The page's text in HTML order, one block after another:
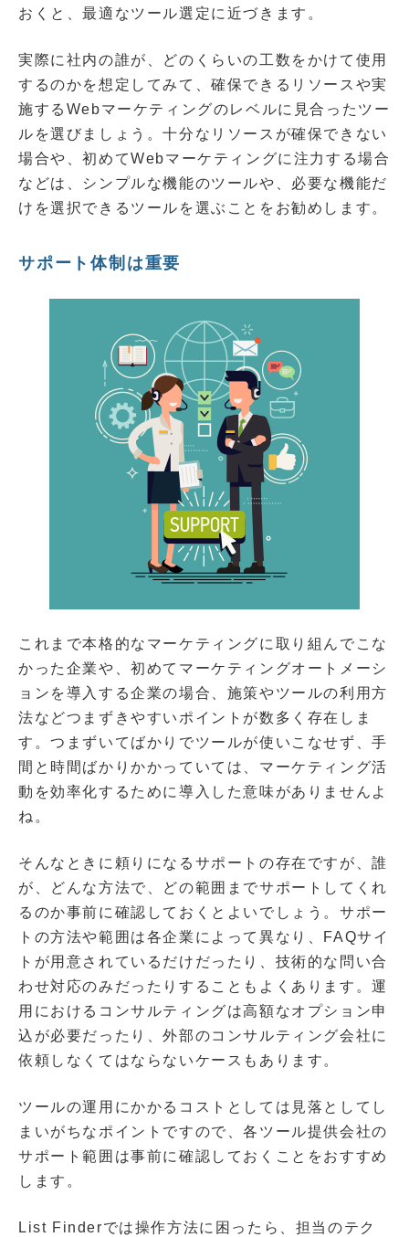
おくと、最適なツール選定に近づきます。
実際に社内の誰が、どのくらいの工数をかけて使用
するのかを想定してみて、確保できるリソースや実
施するWebマーケティングのレベルに見合ったツー
ルを選びましょう。十分なリソースが確保できない
場合や、初めてWebマーケティングに注力する場合
などは、シンプルな機能のツールや、必要な機能だ
けを選択できるツールを選ぶことをお勧めします。
サポート体制は重要
これまで本格的なマーケティングに取り組んでこな
かった企業や、初めてマーケティングオートメーシ
ョンを導入する企業の場合、施策やツールの利用方
法などつまずきやすいポイントが数多く存在しま
す。つまずいてばかりでツールが使いこなせず、手
間と時間ばかりかかっていては、マーケティング活
動を効率化するために導入した意味がありませんよ
ね。
そんなときに頼りになるサポートの存在ですが、誰
が、どんな方法で、どの範囲までサポートしてくれ
るのか事前に確認しておくとよいでしょう。サポー
トの方法や範囲は各企業によって異なり、FAQサイ
トが用意されているだけだったり、技術的な問い合
わせ対応のみだったりすることもよくあります。運
用におけるコンサルティングは高額なオプション申
込が必要だったり、外部のコンサルティング会社に
依頼しなくてはならないケースもあります。
ツールの運用にかかるコストとしては見落としてし
まいがちなポイントですので、各ツール提供会社の
サポート範囲は事前に確認しておくことをおすすめ
します。
List Finderでは操作方法に困ったら、担当のテク